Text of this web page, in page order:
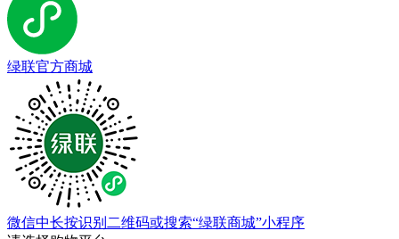
绿联官方商城
微信中长按识别二维码或搜索“绿联商城”小程序